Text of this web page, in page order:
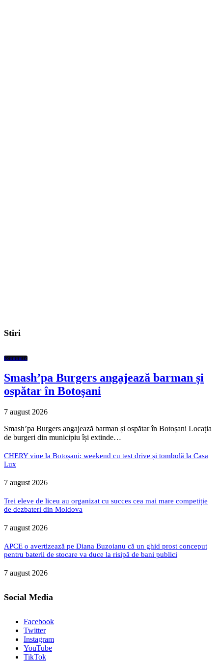
Stiri
Economic
Smash’pa Burgers angajează barman și
ospătar în Botoșani
7 august 2026
Smash’pa Burgers angajează barman și ospătar în Botoșani Locația
de burgeri din municipiu își extinde…
CHERY vine la Botoșani: weekend cu test drive și tombolă la Casa
Lux
7 august 2026
Trei eleve de liceu au organizat cu succes cea mai mare competiție
de dezbateri din Moldova
7 august 2026
APCE o avertizează pe Diana Buzoianu că un ghid prost conceput
pentru baterii de stocare va duce la risipă de bani publici
7 august 2026
Social Media
Facebook
Twitter
Instagram
YouTube
TikTok